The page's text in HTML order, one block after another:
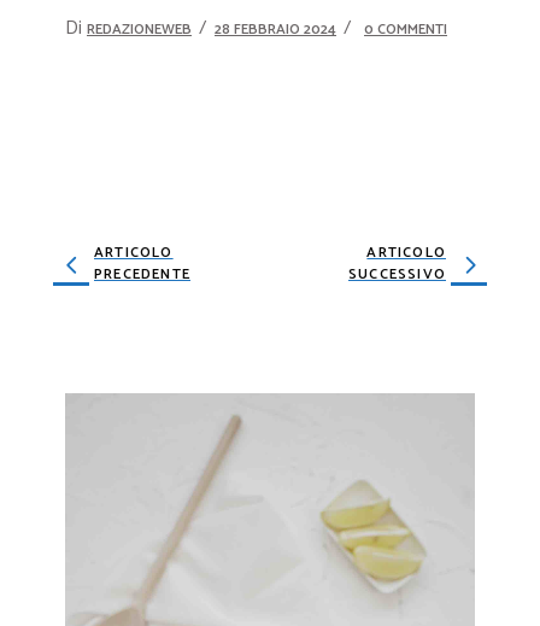
Di REDAZIONEWEB 28 FEBBRAIO 2024 0 COMMENTI
ARTICOLO
PRECEDENTE
ARTICOLO
SUCCESSIVO